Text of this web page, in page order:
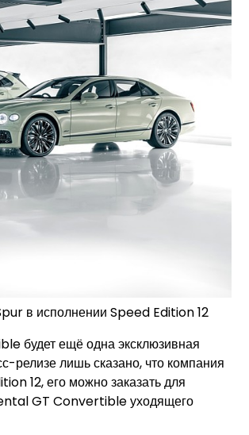
в исполнении Speed ​​Edition 12
будет ещё одна эксклюзивная
релизе лишь сказано, что компания
12, его можно заказать для
GT Convertible уходящего